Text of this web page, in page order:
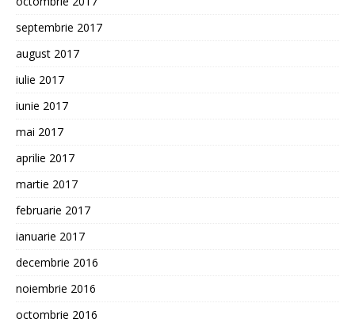
septembrie 2017
august 2017
iulie 2017
iunie 2017
mai 2017
aprilie 2017
martie 2017
februarie 2017
ianuarie 2017
decembrie 2016
noiembrie 2016
octombrie 2016